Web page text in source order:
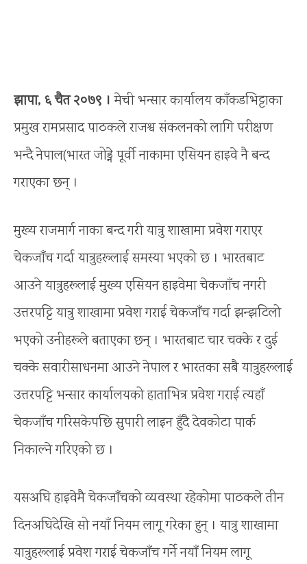
झापा, ६ चैत २०७९ । मेची भन्सार कार्यालय काँकडभिट्टाका
प्रमुख रामप्रसाद पाठकले राजश्व संकलनको लागि परीक्षण
भन्दै नेपाल(भारत जोड्ने पूर्वी नाकामा एसियन हाइवे नै बन्द
गराएका छन् ।
मुख्य राजमार्ग नाका बन्द गरी यात्रु शाखामा प्रवेश गराएर
चेकजाँच गर्दा यात्रुहरूलाई समस्या भएको छ । भारतबाट
आउने यात्रुहरूलाई मुख्य एसियन हाइवेमा चेकजाँच नगरी
उत्तरपट्टि यात्रु शाखामा प्रवेश गराई चेकजाँच गर्दा झन्झटिलो
भएको उनीहरूले बताएका छन् । भारतबाट चार चक्के र दुई
चक्के सवारीसाधनमा आउने नेपाल र भारतका सबै यात्रुहरूलाई
उत्तरपट्टि भन्सार कार्यालयको हाताभित्र प्रवेश गराई त्यहाँ
चेकजाँच गरिसकेपछि सुपारी लाइन हुँदै देवकोटा पार्क
निकाल्ने गरिएको छ ।
यसअघि हाइवेमै चेकजाँचको व्यवस्था रहेकोमा पाठकले तीन
दिनअघिदेखि सो नयाँ नियम लागू गरेका हुन् । यात्रु शाखामा
यात्रुहरूलाई प्रवेश गराई चेकजाँच गर्ने नयाँ नियम लागू